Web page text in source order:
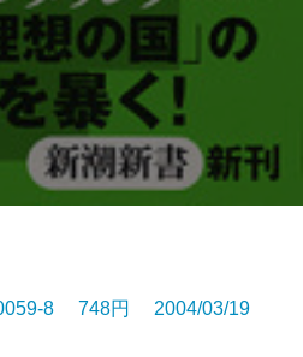
8 748円 2004/03/19